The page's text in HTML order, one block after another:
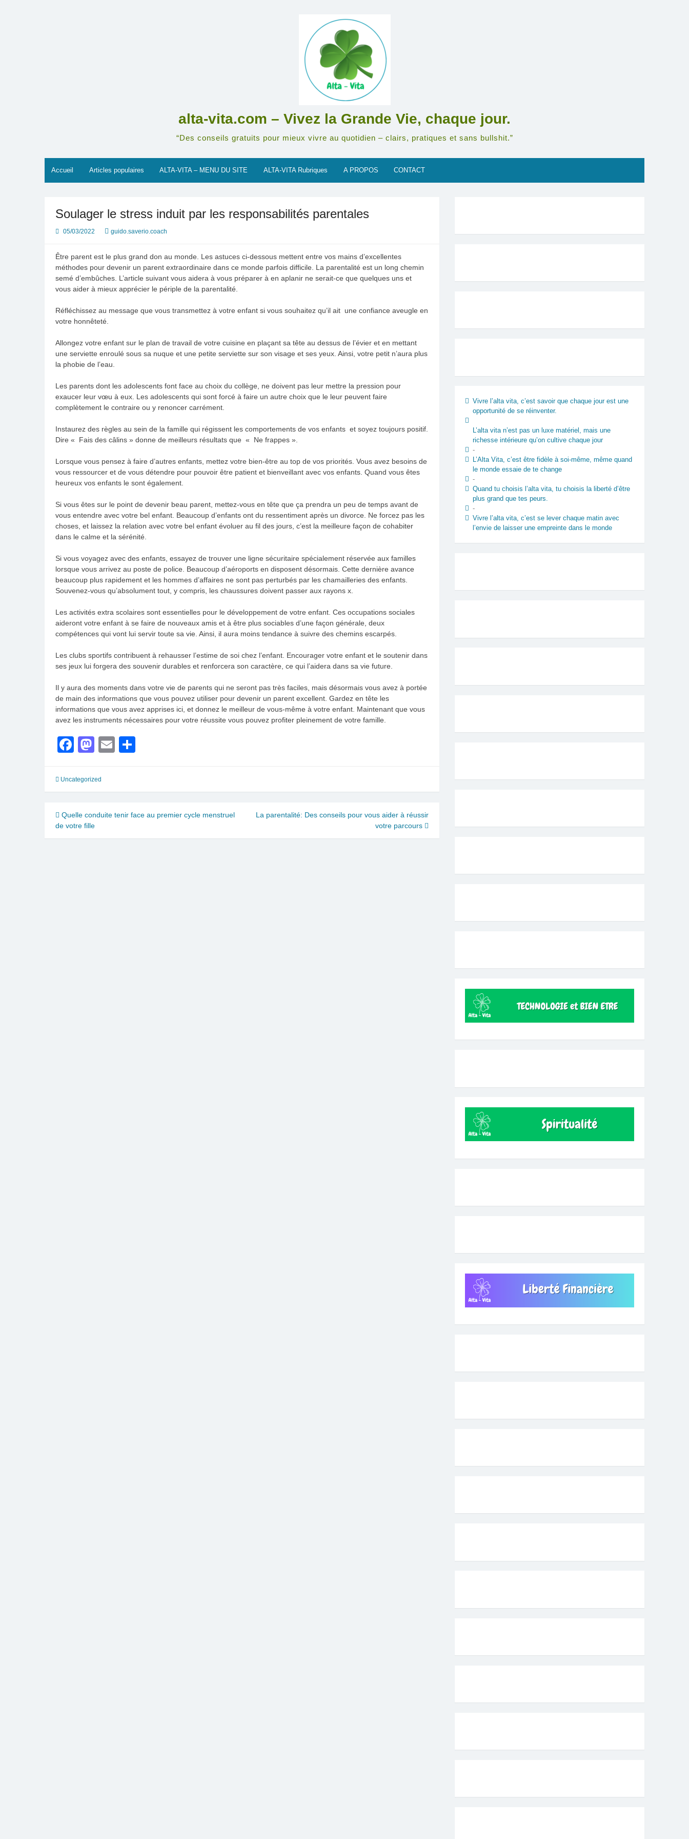
alta-vita.com – Vivez la Grande Vie, chaque jour.
“Des conseils gratuits pour mieux vivre au quotidien – clairs, pratiques et sans bullshit.”
Accueil Articles populaires ALTA-VITA – MENU DU SITE ALTA-VITA Rubriques A PROPOS CONTACT
Soulager le stress induit par les responsabilités parentales
05/03/2022 guido.saverio.coach
Être parent est le plus grand don au monde. Les astuces ci-dessous mettent entre vos mains d’excellentes
méthodes pour devenir un parent extraordinaire dans ce monde parfois difficile. La parentalité est un long chemin
semé d’embûches. L’article suivant vous aidera à vous préparer à en aplanir ne serait-ce que quelques uns et
vous aider à mieux apprécier le périple de la parentalité.
Réfléchissez au message que vous transmettez à votre enfant si vous souhaitez qu’il ait une confiance aveugle en
votre honnêteté.
Allongez votre enfant sur le plan de travail de votre cuisine en plaçant sa tête au dessus de l’évier et en mettant
une serviette enroulé sous sa nuque et une petite serviette sur son visage et ses yeux. Ainsi, votre petit n’aura plus
la phobie de l’eau.
Les parents dont les adolescents font face au choix du collège, ne doivent pas leur mettre la pression pour
exaucer leur vœu à eux. Les adolescents qui sont forcé à faire un autre choix que le leur peuvent faire
complètement le contraire ou y renoncer carrément.
Instaurez des règles au sein de la famille qui régissent les comportements de vos enfants et soyez toujours positif.
Dire « Fais des câlins » donne de meilleurs résultats que « Ne frappes ».
Lorsque vous pensez à faire d’autres enfants, mettez votre bien-être au top de vos priorités. Vous avez besoins de
vous ressourcer et de vous détendre pour pouvoir être patient et bienveillant avec vos enfants. Quand vous êtes
heureux vos enfants le sont également.
Si vous êtes sur le point de devenir beau parent, mettez-vous en tête que ça prendra un peu de temps avant de
vous entendre avec votre bel enfant. Beaucoup d’enfants ont du ressentiment après un divorce. Ne forcez pas les
choses, et laissez la relation avec votre bel enfant évoluer au fil des jours, c’est la meilleure façon de cohabiter
dans le calme et la sérénité.
Si vous voyagez avec des enfants, essayez de trouver une ligne sécuritaire spécialement réservée aux familles
lorsque vous arrivez au poste de police. Beaucoup d’aéroports en disposent désormais. Cette dernière avance
beaucoup plus rapidement et les hommes d’affaires ne sont pas perturbés par les chamailleries des enfants.
Souvenez-vous qu’absolument tout, y compris, les chaussures doivent passer aux rayons x.
Les activités extra scolaires sont essentielles pour le développement de votre enfant. Ces occupations sociales
aideront votre enfant à se faire de nouveaux amis et à être plus sociables d’une façon générale, deux
compétences qui vont lui servir toute sa vie. Ainsi, il aura moins tendance à suivre des chemins escarpés.
Les clubs sportifs contribuent à rehausser l’estime de soi chez l’enfant. Encourager votre enfant et le soutenir dans
ses jeux lui forgera des souvenir durables et renforcera son caractère, ce qui l’aidera dans sa vie future.
Il y aura des moments dans votre vie de parents qui ne seront pas très faciles, mais désormais vous avez à portée
de main des informations que vous pouvez utiliser pour devenir un parent excellent. Gardez en tête les
informations que vous avez apprises ici, et donnez le meilleur de vous-même à votre enfant. Maintenant que vous
avez les instruments nécessaires pour votre réussite vous pouvez profiter pleinement de votre famille.
Facebook
Mastodon
Email
Uncategorized
Navigation
de
Quelle conduite tenir face au premier cycle menstruel
de votre fille
La parentalité: Des conseils pour vous aider à réussir
votre parcours
Vivre l’alta vita, c’est savoir que chaque jour est une
opportunité de se réinventer.
L’alta vita n’est pas un luxe matériel, mais une
richesse intérieure qu’on cultive chaque jour
-
L’Alta Vita, c’est être fidèle à soi-même, même quand
le monde essaie de te change
-
Quand tu choisis l’alta vita, tu choisis la liberté d’être
plus grand que tes peurs.
-
Vivre l’alta vita, c’est se lever chaque matin avec
l’envie de laisser une empreinte dans le monde